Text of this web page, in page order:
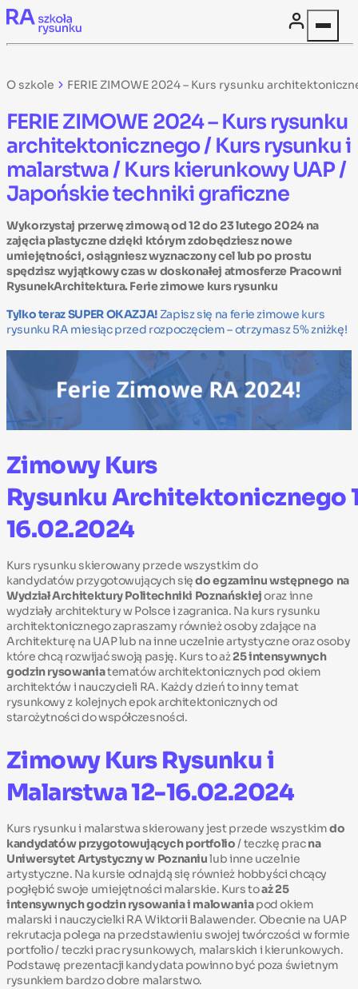
Skip to content
O szkole FERIE ZIMOWE 2024 – Kurs rysunku
FERIE ZIMOWE 2024 – Kurs rysunku
architektonicznego / Kurs rysunku i
malarstwa / Kurs kierunkowy UAP /
Japońskie techniki graficzne
Wykorzystaj przerwę zimową od 12 do 23 lutego 2024 na
zajęcia plastyczne dzięki którym zdobędziesz nowe
umiejętności, osiągniesz wyznaczony cel lub po prostu
spędzisz wyjątkowy czas w doskonałej atmosferze Pracowni
RysunekArchitektura. Ferie zimowe kurs rysunku
Tylko teraz SUPER OKAZJA! Zapisz się na ferie zimowe kurs
rysunku RA miesiąc przed rozpoczęciem – otrzymasz 5% zniżkę!
Zimowy Kurs
Rysunku Architektonicznego
16.02.2024
Kurs rysunku skierowany przede wszystkim do
kandydatów przygotowujących siędo egzaminu wstępnego na
Wydział Architektury Politechniki Poznańskiejoraz inne
wydziały architektury w Polsce i zagranica. Na kurs rysunku
architektonicznego zapraszamy również osoby zdające na
Architekturę na UAP lub na inne uczelnie artystyczne oraz osoby
które chcą rozwijać swoją pasję. Kurs to aż25 intensywnych
godzin rysowaniatematów architektonicznych pod okiem
architektów i nauczycieli RA. Każdy dzień to inny temat
rysunkowy z kolejnych epok architektonicznych od
starożytności do współczesności.
Zimowy Kurs Rysunku i
Malarstwa 12-16.02.2024
Kurs rysunku i malarstwa skierowany jest przede wszystkimdo
kandydatów przygotowujących portfolio/ teczkę pracna
Uniwersytet Artystyczny w Poznaniulub inne uczelnie
artystyczne. Na kursie odnajdą się również hobbyści chcący
pogłębić swoje umiejętności malarskie. Kurs toaż 25
intensywnych godzin rysowania i malowaniapod okiem
malarski i nauczycielki RA Wiktorii Balawender. Obecnie na UAP
rekrutacja polega na przedstawieniu swojej twórczości w formie
portfolio / teczki prac rysunkowych, malarskich i kierunkowych.
Podstawę prezentacji kandydata powinno być poza świetnym
rysunkiem bardzo dobre malarstwo.